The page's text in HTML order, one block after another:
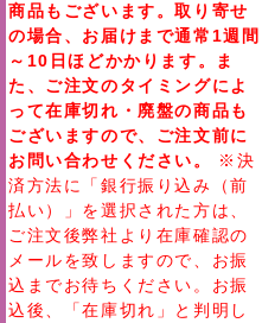
商品もございます。取り寄せ
の場合、お届けまで通常1週間
～10日ほどかかります。ま
た、ご注文のタイミングによ
って在庫切れ・廃盤の商品も
ございますので、ご注文前に
お問い合わせください。
※決
済方法に「銀行振り込み（前
払い）」を選択された方は、
ご注文後弊社より在庫確認の
メールを致しますので、お振
込までお待ちください。お振
込後、「在庫切れ」と判明し